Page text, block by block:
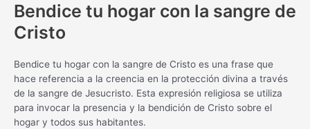
Bendice tu hogar con la sangre de
Cristo
Bendice tu hogar con la sangre de Cristo es una frase que
hace referencia a la creencia en la protección divina a través
de la sangre de Jesucristo. Esta expresión religiosa se utiliza
para invocar la presencia y la bendición de Cristo sobre el
hogar y todos sus habitantes.